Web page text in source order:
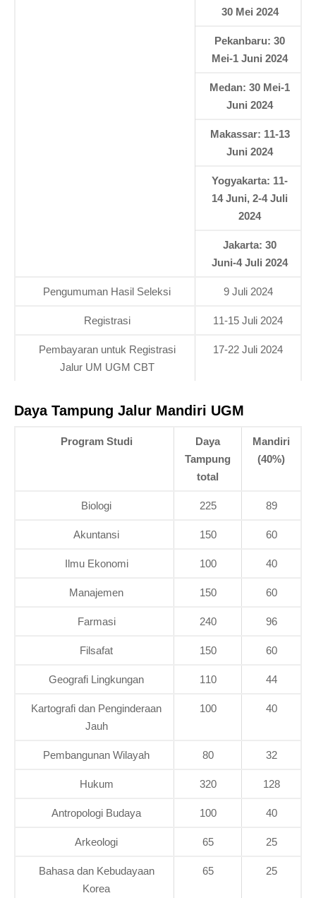
30 Mei 2024
Pekanbaru: 30
Mei-1 Juni 2024
Medan: 30 Mei-1
Juni 2024
Makassar: 11-13
Juni 2024
Yogyakarta: 11-
14 Juni, 2-4 Juli
2024
Jakarta: 30
Juni-4 Juli 2024
Pengumuman Hasil Seleksi 9 Juli 2024
Registrasi 11-15 Juli 2024
Pembayaran untuk Registrasi
Jalur UM UGM CBT
17-22 Juli 2024
Daya Tampung Jalur Mandiri UGM
Program Studi
Daya
Tampung
total
Mandiri
(40%)
Biologi 225 89
Akuntansi 150 60
Ilmu Ekonomi 100 40
Manajemen 150 60
Farmasi 240 96
Filsafat 150 60
Geografi Lingkungan 110 44
Kartografi dan Penginderaan
Jauh
100 40
Pembangunan Wilayah 80 32
Hukum 320 128
Antropologi Budaya 100 40
Arkeologi 65 25
Bahasa dan Kebudayaan
Korea
65 25